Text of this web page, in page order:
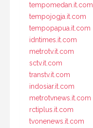
tempomedan.it.com
tempojogja.it.com
tempopapua.it.com
idntimes.it.com
metrotv.it.com
sctv.it.com
transtv.it.com
indosiar.it.com
metrotvnews.it.com
rctiplus.it.com
tvonenews.it.com